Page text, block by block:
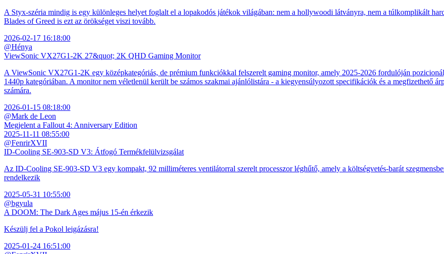
A Styx-széria mindig is egy különleges helyet foglalt el a lopakodós játékok világában: nem a hollywoodi látványra, nem a túlkomplikált
Blades of Greed is ezt az örökséget viszi tovább.
2026-02-17 16:18:00
@Hénya
ViewSonic VX27G1-2K 27&quot; 2K QHD Gaming Monitor
A ViewSonic VX27G1-2K egy középkategóriás, de prémium funkciókkal felszerelt gaming monitor, amely 2025-2026 fordulóján
1440p kategóriában. A monitor nem véletlenül került be számos szakmai ajánlólistára - a kiegyensúlyozott specifikációk és a megfizethető
számára.
2026-01-15 08:18:00
@Mark de Leon
Megjelent a Fallout 4: Anniversary Edition
2025-11-11 08:55:00
@FenrirXVII
ID-Cooling SE-903-SD V3: Átfogó Termékfelülvizsgálat
Az ID-Cooling SE-903-SD V3 egy kompakt, 92 milliméteres ventilátorral szerelt processzor léghűtő, amely a költségvetés-barát
rendelkezik
2025-05-31 10:55:00
@bgyula
A DOOM: The Dark Ages május 15-én érkezik
Készülj fel a Pokol leigázásra!
2025-01-24 16:51:00